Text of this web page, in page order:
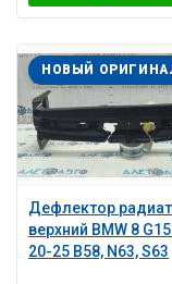
Дефлектор
верхний BMW 8
20-25 B58, N63, S63
НОВЫЙ